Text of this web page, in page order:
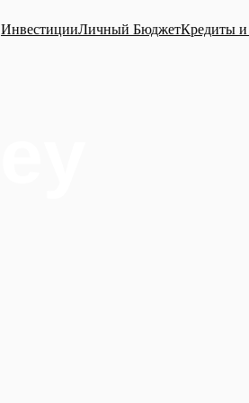
ИнвестицииЛичный БюджетКредиты